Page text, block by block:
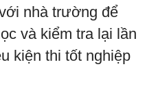
nhà trường để
và kiểm tra lại lần
kiện thi tốt nghiệp